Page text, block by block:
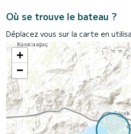
Où se trouve le bateau ?
Déplacez vous sur la carte en
+
−